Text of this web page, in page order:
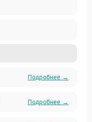
Подробнее →
Подробнее →